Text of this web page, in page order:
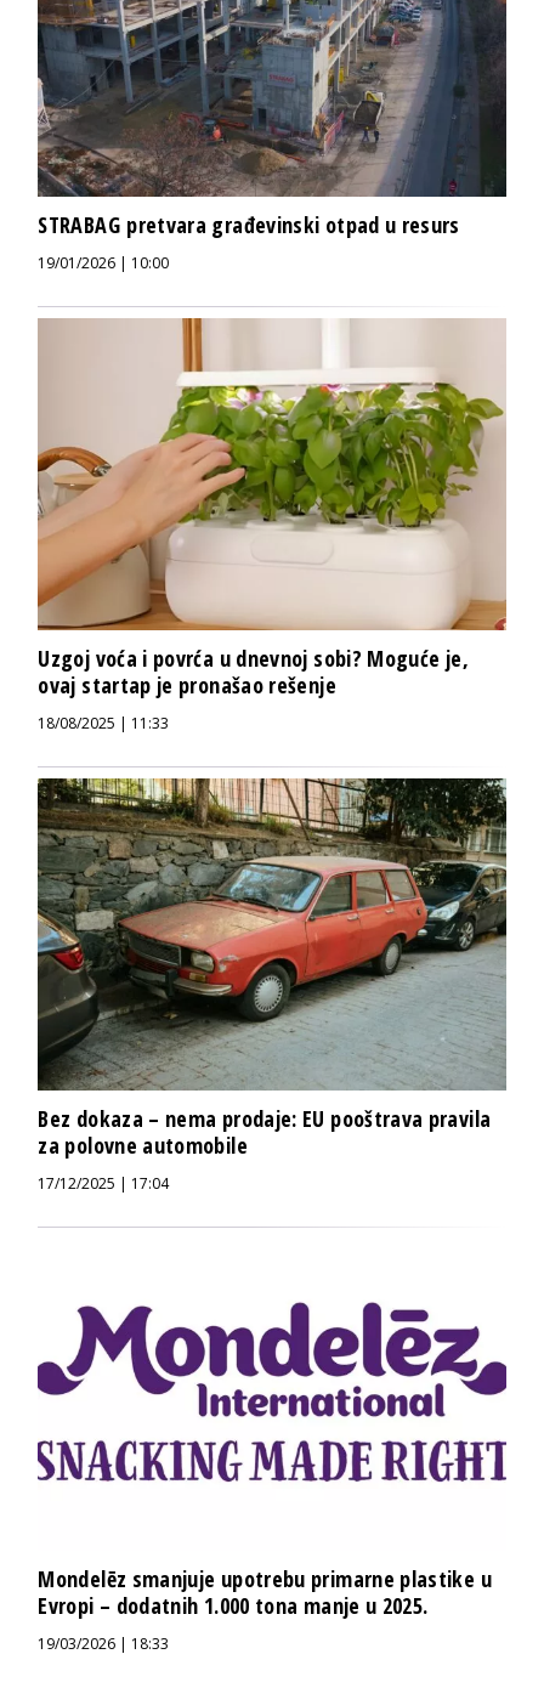
STRABAG pretvara građevinski otpad u resurs
19/01/2026 | 10:00
Uzgoj voća i povrća u dnevnoj sobi? Moguće je,
ovaj startap je pronašao rešenje
18/08/2025 | 11:33
Bez dokaza – nema prodaje: EU pooštrava pravila
za polovne automobile
17/12/2025 | 17:04
Mondelēz smanjuje upotrebu primarne plastike u
Evropi – dodatnih 1.000 tona manje u 2025.
19/03/2026 | 18:33